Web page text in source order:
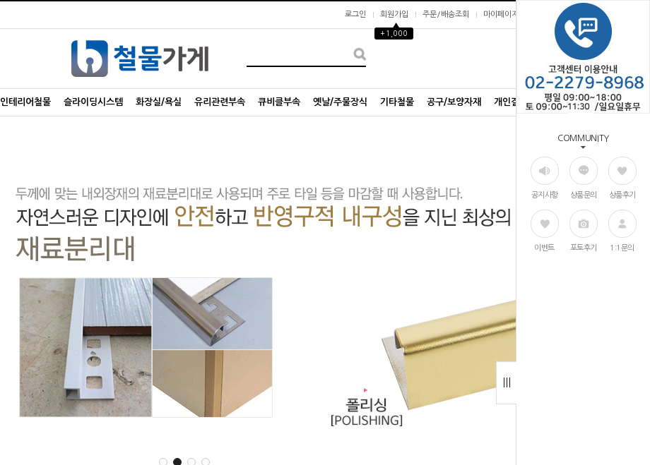
COMMUNITY
공지사항 상품문의 상품후기
이벤트 포토후기 1:1문의
로그인 회원가입
▲
+1,000
주문/배송조회 마이페이지
인테리어철물 슬라이딩시스템 화장실/욕실 유리관련부속 큐비클부속 옛날/주물장식 기타철물 공구/보양자재 개인결제창